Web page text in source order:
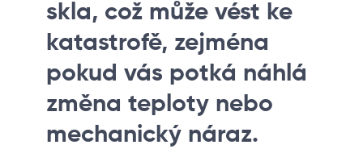
skla, což může vést ke
katastrofě, zejména
pokud vás potká náhlá
změna teploty nebo
mechanický náraz.